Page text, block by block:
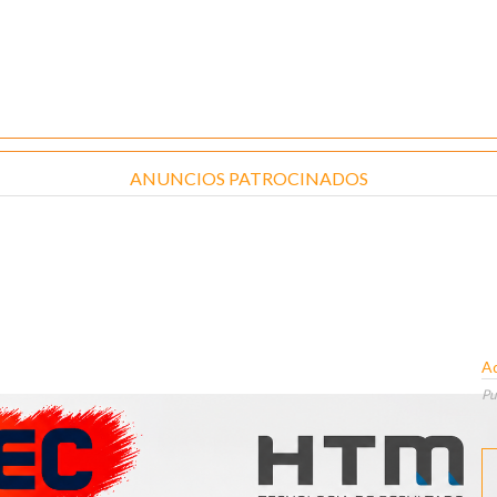
ANUNCIOS PATROCINADOS